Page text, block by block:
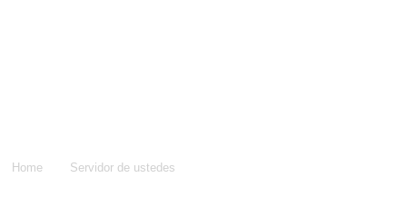
Home Servidor de ustedes